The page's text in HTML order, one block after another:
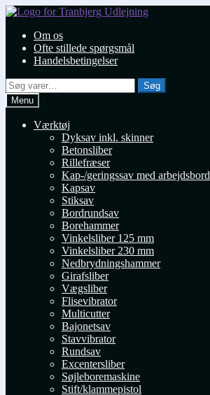
Spring
navigation
Spring
indholdOm os
Ofte stillede spørgsmål
Handelsbetingelser
Søg
efter:
Søg
Menu
Værktøj
Dyksav inkl. skinner
Betonsliber
Rillefræser
Kap-/geringssav med arbejdsbord
Kapsav
Stiksav
Bordrundsav
Borehammer
Vinkelsliber 125 mm
Vinkelsliber 230 mm
Nedbrydningshammer
Girafsliber
Vægsliber
Flisevibrator
Multicutter
Bajonetsav
Stavvibrator
Rundsav
Excentersliber
Søjleboremaskine
Stift/klammepistol